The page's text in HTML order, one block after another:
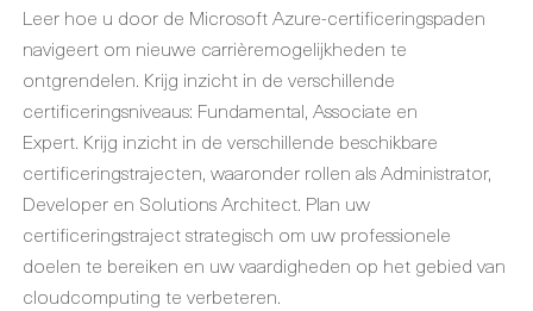
Leer hoe u door de Microsoft Azure-certificeringspaden
navigeert om nieuwe carrièremogelijkheden te
ontgrendelen. Krijg inzicht in de verschillende
certificeringsniveaus: Fundamental, Associate en
Expert. Krijg inzicht in de verschillende beschikbare
certificeringstrajecten, waaronder rollen als Administrator,
Developer en Solutions Architect. Plan uw
certificeringstraject strategisch om uw professionele
doelen te bereiken en uw vaardigheden op het gebied van
cloudcomputing te verbeteren.